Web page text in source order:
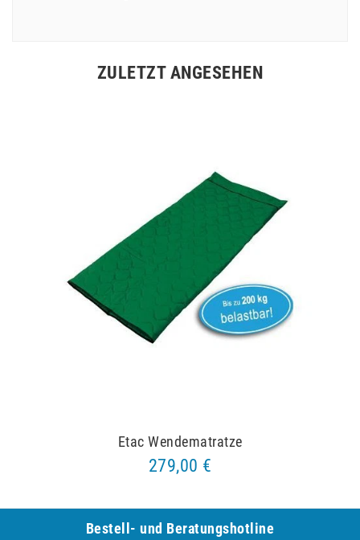
ZULETZT ANGESEHEN
Etac Wendematratze
279,00 €
Bestell- und Be­ra­tungs­hot­line